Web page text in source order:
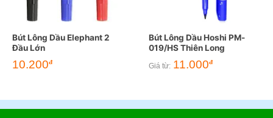
Bút Lông Dầu Elephant 2
Đầu Lớn
10.200đ
Bút Lông Dầu Hoshi PM-
019/HS Thiên Long
Giá từ: 11.000đ